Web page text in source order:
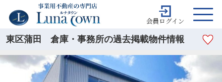
会員ログイン
東区蒲田 倉庫・事務所の過去掲載物件情報